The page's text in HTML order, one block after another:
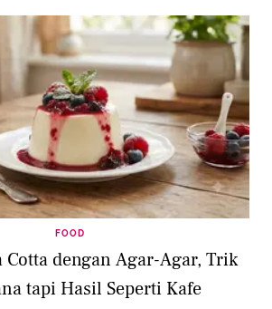
FOOD
Cotta dengan Agar-Agar, Trik
tapi Hasil Seperti Kafe